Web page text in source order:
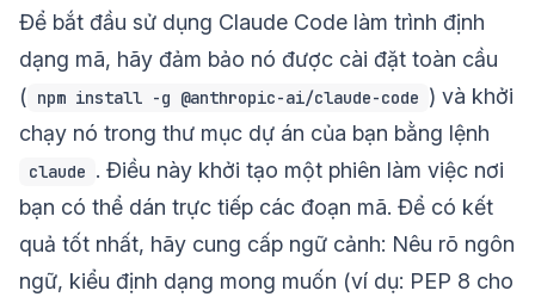
Để bắt đầu sử dụng Claude Code làm trình định
dạng mã, hãy đảm bảo nó được cài đặt toàn cầu
( npm install -g @anthropic-ai/claude-code ) và khởi
chạy nó trong thư mục dự án của bạn bằng lệnh
claude . Điều này khởi tạo một phiên làm việc nơi
bạn có thể dán trực tiếp các đoạn mã. Để có kết
quả tốt nhất, hãy cung cấp ngữ cảnh: Nêu rõ ngôn
ngữ, kiểu định dạng mong muốn (ví dụ: PEP 8 cho